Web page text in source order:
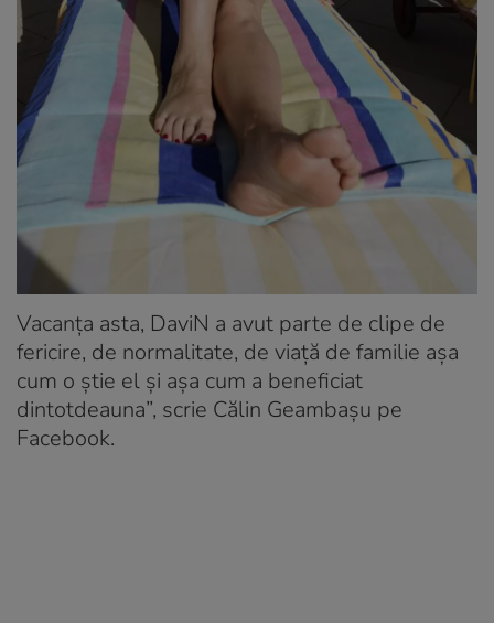
Vacanța asta, DaviN a avut parte de clipe de
fericire, de normalitate, de viață de familie așa
cum o știe el și așa cum a beneficiat
dintotdeauna”, scrie Călin Geambașu pe
Facebook.